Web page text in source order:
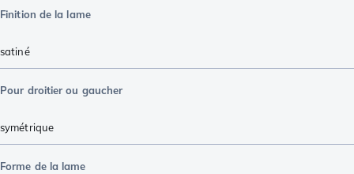
Finition de la lame
satiné
Pour droitier ou gaucher
symétrique
Forme de la lame